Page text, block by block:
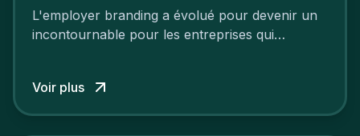
L'employer branding a évolué pour devenir un
incontournable pour les entreprises qui
Voir plus